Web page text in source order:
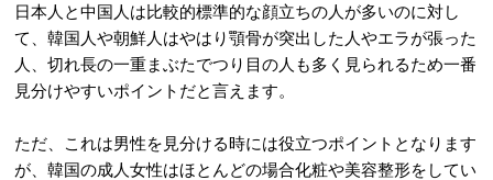
日本人と中国人は比較的標準的な顔立ちの人が多いのに対し
て、韓国人や朝鮮人はやはり顎骨が突出した人やエラが張った
人、切れ長の一重まぶたでつり目の人も多く見られるため一番
見分けやすいポイントだと言えます。
ただ、これは男性を見分ける時には役立つポイントとなります
が、韓国の成人女性はほとんどの場合化粧や美容整形をしてい